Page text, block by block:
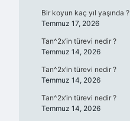
Bir koyun kaç yıl yaşında ?
Temmuz 17, 2026
Tan^2x’in türevi nedir ?
Temmuz 14, 2026
Tan^2x’in türevi nedir ?
Temmuz 14, 2026
Tan^2x’in türevi nedir ?
Temmuz 14, 2026